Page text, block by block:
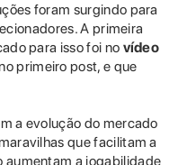
foram surgindo para
A primeira
para isso foi no vídeo
primeiro post, e que
a evolução do mercado
que facilitam a
aumentam a jogabilidade